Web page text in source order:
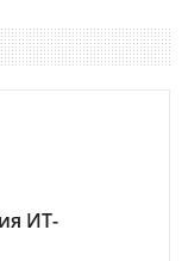
ИТ-